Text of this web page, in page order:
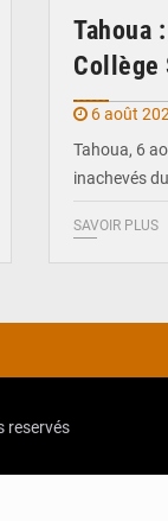
Tahoua
6 août
Tahoua, 6
inachevés
SAVOIR PLUS
reservés